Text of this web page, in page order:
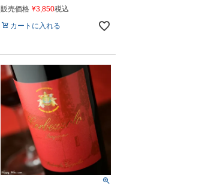
販売価格 ¥3,850税込
カートに入れる